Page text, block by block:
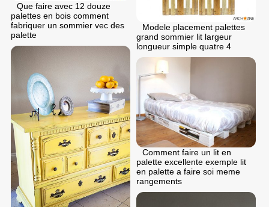
Que faire avec 12 douze
palettes en bois comment
fabriquer un sommier vec des
palette
Modele placement palettes
grand sommier lit largeur
longueur simple quatre 4
Comment faire un lit en
palette excellente exemple lit
en palette a faire soi meme
rangements